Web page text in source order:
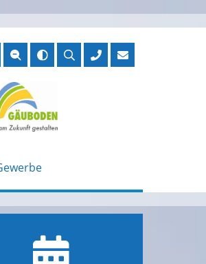
Suche